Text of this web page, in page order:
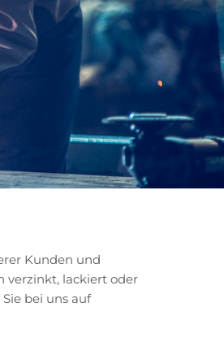
Kunden und
verzinkt, lackiert oder
bei uns auf